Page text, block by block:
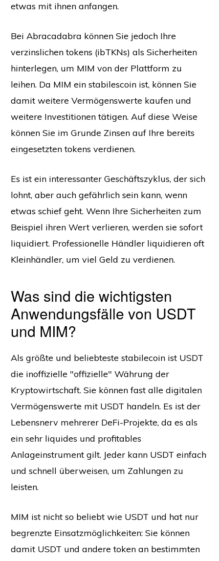
etwas mit ihnen anfangen.
Bei Abracadabra können Sie jedoch Ihre
verzinslichen tokens (ibTKNs) als Sicherheiten
hinterlegen, um MIM von der Plattform zu
leihen. Da MIM ein stabilescoin ist, können Sie
damit weitere Vermögenswerte kaufen und
weitere Investitionen tätigen. Auf diese Weise
können Sie im Grunde Zinsen auf Ihre bereits
eingesetzten tokens verdienen.
Es ist ein interessanter Geschäftszyklus, der sich
lohnt, aber auch gefährlich sein kann, wenn
etwas schief geht. Wenn Ihre Sicherheiten zum
Beispiel ihren Wert verlieren, werden sie sofort
liquidiert. Professionelle Händler liquidieren oft
Kleinhändler, um viel Geld zu verdienen.
Was sind die wichtigsten
Anwendungsfälle von USDT
und MIM?
Als größte und beliebteste stabilecoin ist USDT
die inoffizielle "offizielle" Währung der
Kryptowirtschaft. Sie können fast alle digitalen
Vermögenswerte mit USDT handeln. Es ist der
Lebensnerv mehrerer DeFi-Projekte, da es als
ein sehr liquides und profitables
Anlageinstrument gilt. Jeder kann USDT einfach
und schnell überweisen, um Zahlungen zu
leisten.
MIM ist nicht so beliebt wie USDT und hat nur
begrenzte Einsatzmöglichkeiten: Sie können
damit USDT und andere token an bestimmten